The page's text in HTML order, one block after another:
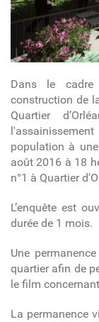
Dans le
construction de
Quartier
population à
août 2016 à 18
n°1 à Quartier
L’enquête est
durée de 1 mois.
Une
quartier afin de
le film
La permanence